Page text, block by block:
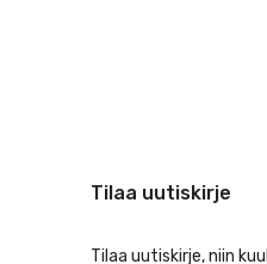
Tilaa uutiskirje
Tilaa uutiskirje, niin